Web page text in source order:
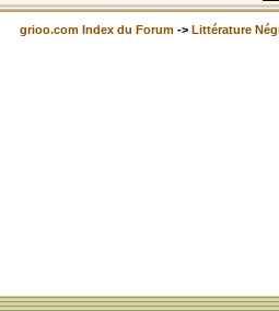
grioo.com Index du Forum -> Littérature